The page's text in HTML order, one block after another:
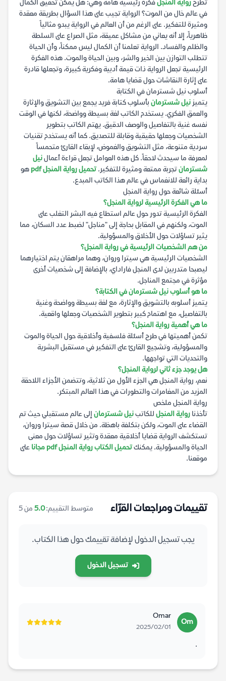
تطرحرواية المنجلفكرة رئيسية هامة وهي: هل يمكن تحقيق الكمال
في عالم خال من الموت؟ الرواية تجيب على هذا السؤال بطريقة معقدة
ومثيرة للتفكير. على الرغم من أن العالم في الرواية يبدو مثالياً
ظاهرياً، إلا أنه يعاني من مشاكل عميقة، مثل الصراع على السلطة
والظلم والفساد. الرواية تعلمنا أن الكمال ليس ممكناً، وأن الحياة
تتطلب التوازن بين الخير والشر، وبين الحياة والموت. هذه الفكرة
الرئيسية تجعل الرواية ذات قيمة أدبية وفكرية كبيرة، وتجعلها قادرة
على إثارة النقاشات حول قضايا هامة.
أسلوب نيل شسترمان في الكتابة
يتميز نيل شسترمان بأسلوب كتابة فريد يجمع بين التشويق والإثارة
والعمق الفكري. يستخدم الكاتب لغة بسيطة وواضحة، لكنها في الوقت
نفسه غنية بالتفاصيل والوصف الدقيق. يهتم الكاتب بتطوير
الشخصيات وجعلها حقيقية وقابلة للتصديق. كما أنه يستخدم تقنيات
سردية متنوعة، مثل التشويق والغموض، لإبقاء القارئ متحمساً
لمعرفة ما سيحدث لاحقاً. كل هذه العوامل تجعل قراءة أعمالنيل
شسترمانتجربة ممتعة ومثيرة للتفكير.تحميل رواية المنجل pdf
هو
بداية رائعة للانغماس في عالم هذا الكاتب المبدع.
أسئلة شائعة حول رواية المنجل
ما هي الفكرة الرئيسية لرواية المنجل؟
الفكرة الرئيسية تدور حول عالم استطاع فيه البشر التغلب على
الموت، ولكنهم في المقابل بحاجة إلى "مناجل" لضبط عدد السكان، مما
يثير تساؤلات حول الأخلاق والمسؤولية.
من هم الشخصيات الرئيسية في رواية المنجل؟
الشخصيات الرئيسية هي سيترا وروان، وهما مراهقان يتم اختيارهما
ليصبحا متدربين لدى المنجل فاراداي، بالإضافة إلى شخصيات أخرى
مؤثرة في مجتمع المناجل.
ما هو أسلوب نيل شسترمان في الكتابة؟
يتميز أسلوبه بالتشويق والإثارة، مع لغة بسيطة وواضحة وغنية
بالتفاصيل، مع اهتمام كبير بتطوير الشخصيات وجعلها واقعية.
ما هي أهمية رواية المنجل؟
تكمن أهميتها في طرح أسئلة فلسفية وأخلاقية حول الحياة والموت
والمسؤولية، وتشجيع القارئ على التفكير في مستقبل البشرية
والتحديات التي تواجهها.
هل يوجد جزء ثاني لرواية المنجل؟
نعم، رواية المنجل هي الجزء الأول من ثلاثية، وتتضمن الأجزاء اللاحقة
المزيد من المغامرات والتطورات في هذا العالم المبتكر.
رواية المنجل ملخص
تأخذنا رواية المنجل للكاتبنيل شسترمان إلى عالم مستقبلي حيث تم
القضاء على الموت، ولكن بتكلفة باهظة. من خلال قصة سيترا وروان،
تستكشف الرواية قضايا أخلاقية معقدة وتثير تساؤلات حول معنى
الحياة والمسؤولية. يمكنكتحميل الكتاب رواية المنجل pdf مجانا
على
موقعنا.
تقييمات ومراجعات القرّاء متوسط التقييم:5.0 من 5
يجب تسجيل الدخول لإضافة تقييمك حول هذا الكتاب.
تسجيل الدخول
Om
Omar
2025/02/01
.